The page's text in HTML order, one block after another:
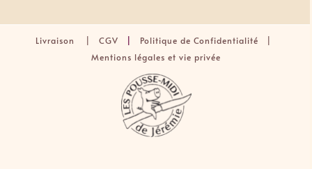
Livraison CGV
Politique de Confidentialité |
Mentions légales et vie privée